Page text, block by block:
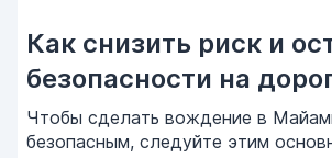
Как снизить риск и
безопасности на
Чтобы сделать вождение в
безопасным, следуйте этим